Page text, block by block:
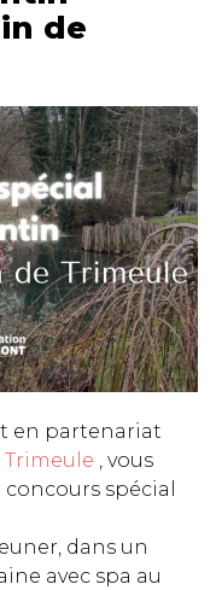
de
en partenariat
, vous
spécial
dans un
avec spa au